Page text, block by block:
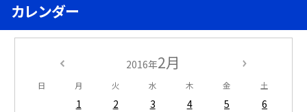
カレンダー
2016年2月
日 月 火 水 木 金 土
1 2 3 4 5
6